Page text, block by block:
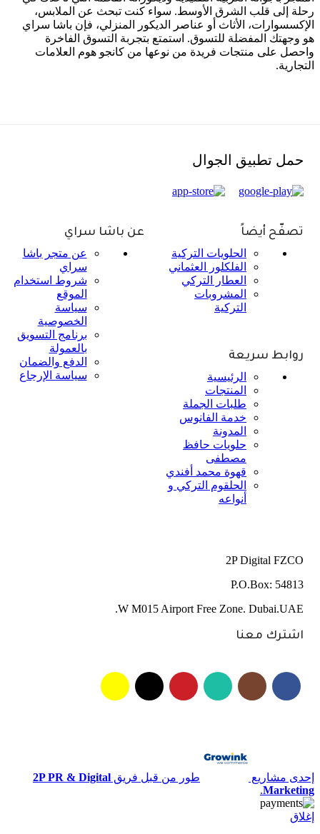
رحلة إلى قلب الشرق الأوسط. سواء كنت تبحث عن الملابس،
الإكسسوارات، الأثاث أو عناصر الديكور المنزلي، فإن باشا سراي
هو وجهتك المفضلة للتسوق. استمتع بتجربة التسوق الفاخرة
واحصل على منتجات فريدة من نوعها من كانجو هوم العلامات
التجارية.
حمل تطبيق الجوال
عن باشا سراي
عن متجر باشا
سراي
شروط استخدام
الموقع
سياسة
الخصوصية
برنامج التسويق
بالعمولة
الدفع والضمان
سياسة الإرجاع
تصفّح أيضاً
الحلويات التركية
الفلكلور العثماني
العطار التركي
المشروبات
التركية
روابط سريعة
الرئيسية
المنتجات
طلبات الجملة
خدمة الفانوس
المدونة
حلويات حافظ
مصطفى
قهوة محمد أفندي
الحلقوم التركي و
أنواعه
2P Digital FZCO
P.O.Box: 54813
W M015 Airport Free Zone. Dubai.UAE.
اشترك معنا
إحدى مشاريع طور من قبل فريق 2P PR & Digital
Marketing
.
إغلاق